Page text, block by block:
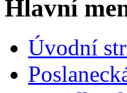
Hlavní
Úvodní